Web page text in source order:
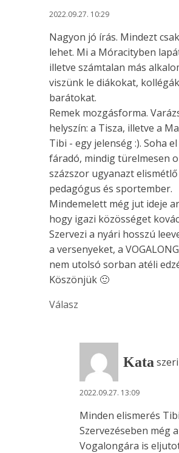
2022.09.27. 10:29
Nagyon jó írás. Mindezt
lehet. Mi a Móracityben
illetve számtalan más
viszünk le diákokat,
barátokat.
Remek mozgásforma.
helyszín: a Tisza, illetve a
Tibi - egy jelenség :). Soha
fáradó, mindig türelmesen
százszor ugyanazt
pedagógus és sportember.
Mindemelett még jut ideje
hogy igazi közösséget
Szervezi a nyári hosszú
a versenyeket, a
nem utolsó sorban atéli
Köszönjük 🙂
Válasz
Kata
2022.09.27. 13:09
Minden elismerés
Szervezéseben még a
Vogalongára is